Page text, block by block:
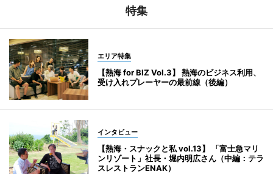
特集
エリア特集
【熱海 for BIZ Vol.3】 熱海のビジネス利用、
受け入れプレーヤーの最前線（後編）
インタビュー
【熱海・スナックと私 vol.13】 「富士急マリ
ンリゾート」社長・堀内明広さん（中編：テラ
スレストランENAK）